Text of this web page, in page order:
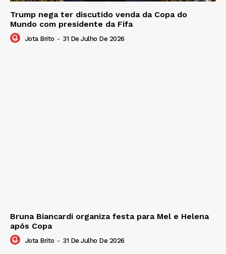
Trump nega ter discutido venda da Copa do
Mundo com presidente da Fifa
Jota Brito - 31 De Julho De 2026
Bruna Biancardi organiza festa para Mel e Helena
após Copa
Jota Brito - 31 De Julho De 2026